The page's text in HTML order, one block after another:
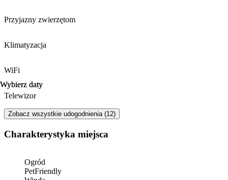
Wybierz daty
Wybierz daty
Przyjazny zwierzętom
Klimatyzacja
WiFi
Telewizor
Zobacz wszystkie udogodnienia (12)
Charakterystyka miejsca
Ogród
PetFriendly